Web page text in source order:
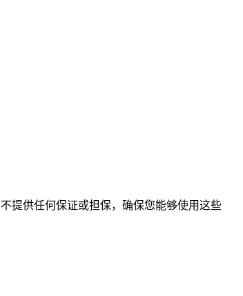
提供任何保证或担保，确保您能够使用这些